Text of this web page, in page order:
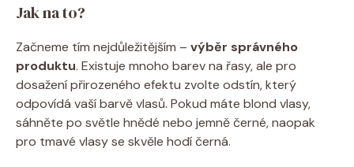
Jak na to?
Začneme tím nejdůležitějším – výběr správného
produktu. Existuje mnoho barev na řasy, ale pro
dosažení přirozeného efektu zvolte odstín, který
odpovídá vaší barvě vlasů. Pokud máte blond vlasy,
sáhněte po světle hnědé nebo jemně černé, naopak
pro tmavé vlasy se skvěle hodí černá.